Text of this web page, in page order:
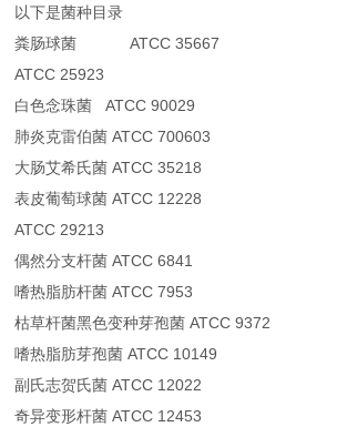
以下是菌种目录
粪肠球菌 ATCC 35667
ATCC 25923
白色念珠菌 ATCC 90029
肺炎克雷伯菌 ATCC 700603
大肠艾希氏菌 ATCC 35218
表皮葡萄球菌 ATCC 12228
ATCC 29213
偶然分支杆菌 ATCC 6841
嗜热脂肪杆菌 ATCC 7953
枯草杆菌黑色变种芽孢菌 ATCC 9372
嗜热脂肪芽孢菌 ATCC 10149
副氏志贺氏菌 ATCC 12022
奇异变形杆菌 ATCC 12453